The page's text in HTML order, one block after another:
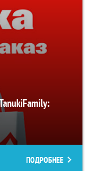
ПОДРОБНЕЕ